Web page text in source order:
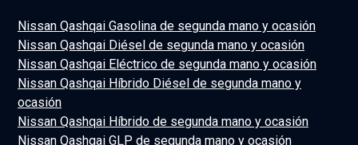
Nissan Qashqai Gasolina de segunda mano y ocasión
Nissan Qashqai Diésel de segunda mano y ocasión
Nissan Qashqai Eléctrico de segunda mano y ocasión
Nissan Qashqai Híbrido Diésel de segunda mano y
ocasión
Nissan Qashqai Híbrido de segunda mano y ocasión
Nissan Qashqai GLP de segunda mano y ocasión